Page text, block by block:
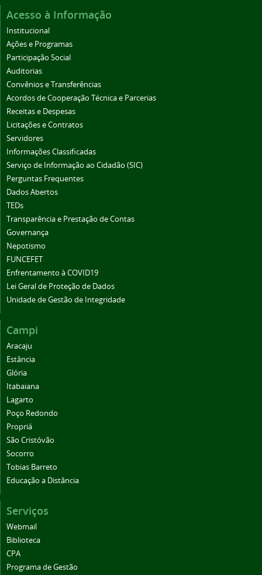
Acesso à Informação
Institucional
Ações e Programas
Participação Social
Auditorias
Convênios e Transferências
Acordos de Cooperação Técnica e Parcerias
Receitas e Despesas
Licitações e Contratos
Servidores
Informações Classificadas
Serviço de Informação ao Cidadão (SIC)
Perguntas Frequentes
Dados Abertos
TEDs
Transparência e Prestação de Contas
Governança
Nepotismo
FUNCEFET
Enfrentamento à COVID19
Lei Geral de Proteção de Dados
Unidade de Gestão de Integridade
Campi
Aracaju
Estância
Glória
Itabaiana
Lagarto
Poço Redondo
Propriá
São Cristóvão
Socorro
Tobias Barreto
Educação a Distância
Serviços
Webmail
Biblioteca
CPA
Programa de Gestão